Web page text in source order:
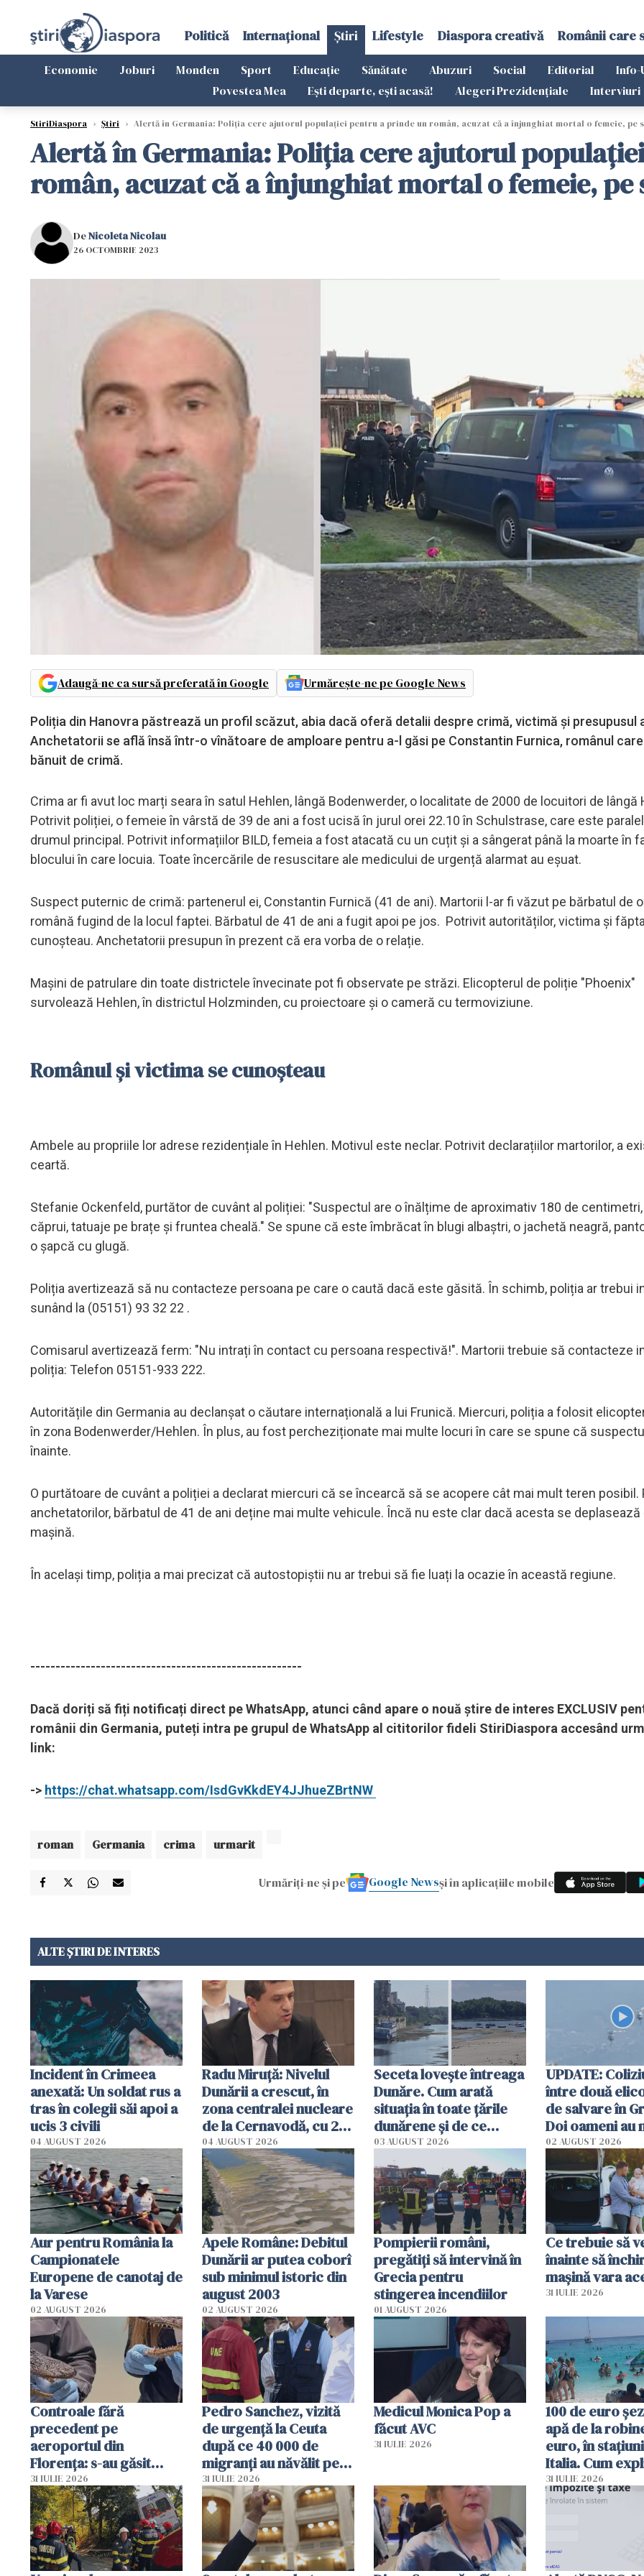
Politică Internațional Știri Lifestyle Diaspora creativă Românii care
Economie Joburi Monden Sport Educație Sănătate Abuzuri Social Editorial Info-
Povestea Mea
Ești departe, ești acasă! Alegeri Prezidențiale Interviuri
StiriDiaspora › Știri › Alertă în Germania: Poliția cere ajutorul populației pentru a prinde un român, acuzat că a înjunghiat mortal o femeie, pe
Alertă în Germania: Poliția cere ajutorul
român, acuzat că a înjunghiat mortal o femeie, pe
DeNicoleta Nicolau
26 OCTOMBRIE 2023
Adaugă-ne ca sursă preferată în Google Urmărește-ne pe Google News
Poliția din Hanovra păstrează un profil scăzut, abia dacă oferă detalii despre crimă, victimă și presupusul
Anchetatorii se află însă într-o vînătoare de amploare pentru a-l găsi pe Constantin Furnica, românul
bănuit de crimă.
Crima ar fi avut loc marți seara în satul Hehlen, lângă Bodenwerder, o localitate de 2000 de locuitori de lângă
Potrivit poliției, o femeie în vârstă de 39 de ani a fost ucisă în jurul orei 22.10 în Schulstrase, care este
drumul principal. Potrivit informațiilor BILD, femeia a fost atacată cu un cuțit și a sângerat până la moarte în
blocului în care locuia. Toate încercările de resuscitare ale medicului de urgență alarmat au eșuat.
Suspect puternic de crimă: partenerul ei, Constantin Furnică (41 de ani). Martorii l-ar fi văzut pe bărbatul de
română fugind de la locul faptei. Bărbatul de 41 de ani a fugit apoi pe jos. Potrivit autorităților, victima și
cunoșteau. Anchetatorii presupun în prezent că era vorba de o relație.
Mașini de patrulare din toate districtele învecinate pot fi observate pe străzi. Elicopterul de poliție "Phoenix"
survolează Hehlen, în districtul Holzminden, cu proiectoare și o cameră cu termoviziune.
Românul și victima se cunoșteau
Ambele au propriile lor adrese rezidențiale în Hehlen. Motivul este neclar. Potrivit declarațiilor martorilor, a
ceartă.
Stefanie Ockenfeld, purtător de cuvânt al poliției: "Suspectul are o înălțime de aproximativ 180 de
căprui, tatuaje pe brațe și fruntea cheală." Se spune că este îmbrăcat în blugi albaștri, o jachetă neagră,
o șapcă cu glugă.
Poliția avertizează să nu contacteze persoana pe care o caută dacă este găsită. În schimb, poliția ar trebui
sunând la (05151) 93 32 22 .
Comisarul avertizează ferm: "Nu intrați în contact cu persoana respectivă!". Martorii trebuie să contacteze
poliția: Telefon 05151-933 222.
Autoritățile din Germania au declanșat o căutare internațională a lui Frunică. Miercuri, poliția a folosit
în zona Bodenwerder/Hehlen. În plus, au fost percheziționate mai multe locuri în care se spune că
înainte.
O purtătoare de cuvânt a poliției a declarat miercuri că se încearcă să se acopere cât mai mult teren posibil.
anchetatorilor, bărbatul de 41 de ani deține mai multe vehicule. Încă nu este clar dacă acesta se deplasează
mașină.
În același timp, poliția a mai precizat că autostopiștii nu ar trebui să fie luați la ocazie în această regiune.
------------------------------------------------------
Dacă doriți să fiți notificați direct pe WhatsApp, atunci când apare o nouă știre de interes EXCLUSIV
românii din Germania, puteți intra pe grupul de WhatsApp al cititorilor fideli StiriDiaspora accesând
link:
-> https://chat.whatsapp.com/IsdGvKkdEY4JJhueZBrtNW
roman Germania crima urmarit
Urmăriți-ne și pe Google Newsși în aplicațiile mobile
ALTE ȘTIRI DE INTERES
Incident în Crimeea
anexată: Un soldat rus a
tras în colegii săi apoi a
ucis 3 civili
04 AUGUST 2026
Radu Miruţă: Nivelul
Dunării a crescut, în
zona centralei nucleare
de la Cernavodă, cu 2
cm faţă de ziua trecută
04 AUGUST 2026
Seceta lovește întreaga
Dunăre. Cum arată
situația în toate țările
dunărene și de ce
România resimte
efectele, deși a plouat
în iulie
03 AUGUST 2026
UPDATE:
între două
de salvare în
Doi oameni au
02 AUGUST 2026
Aur pentru România la
Campionatele
Europene de canotaj de
la Varese
02 AUGUST 2026
Apele Române: Debitul
Dunării ar putea coborî
sub minimul istoric din
august 2003
02 AUGUST 2026
Pompierii români,
pregătiţi să intervină în
Grecia pentru
stingerea incendiilor
01 AUGUST 2026
Ce trebuie să
înainte să
mașină vara
31 IULIE 2026
Controale fără
precedent pe
aeroportul din
Florența: s-au găsit
capete de aligator și o
sumă imensă de bani
31 IULIE 2026
Pedro Sanchez, vizită
de urgență la Ceuta
după ce 40 000 de
migranți au năvălit pe
teritoriul spaniol: „Vom
mobiliza toate
resursele"
31 IULIE 2026
Medicul Monica Pop a
făcut AVC
31 IULIE 2026
100 de euro
apă de la
euro, în
Italia. Cum
autoritățile
31 IULIE 2026